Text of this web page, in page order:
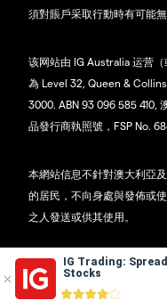
IG Trading:
Stocks
須對賬戶采取行動時有可能
该网站由 IG Australia 运营（
為 Level 32, Queen &
3000. ABN 93 096 585 410,
品發行商執照號，FSP No.
本網站信息不針對澳大利亞
的居民，不向身處與發佈或
之人發送或供其使用。